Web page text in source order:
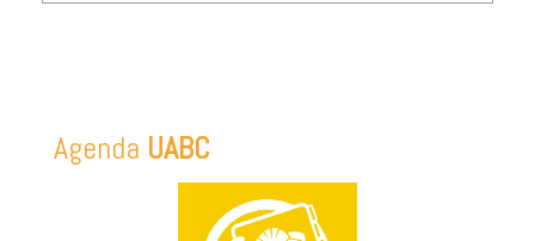
Agenda UABC